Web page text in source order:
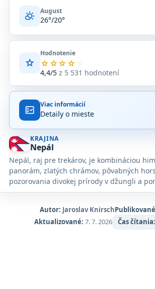
partly_cloudy_day August
26°/20°
star
Hodnotenie
star star star star star
4,4/5z 5 531 hodnotení
Priemerné
hodnotenie
z
na
základe
5 531
hodnotení
na
Google
Maps.
fact_check Viac informácií
Detaily o mieste
KRAJINA
Nepál
Nepál, raj pre trekárov, je kombináciou
panorám, zlatých chrámov, pôvabných
pozorovania divokej prírody v džungli a
najlepších cestovateľských destinácií na
Autor: Jaroslav Knirsch
Aktualizované: 7. 7. 2026 Čas čítania: